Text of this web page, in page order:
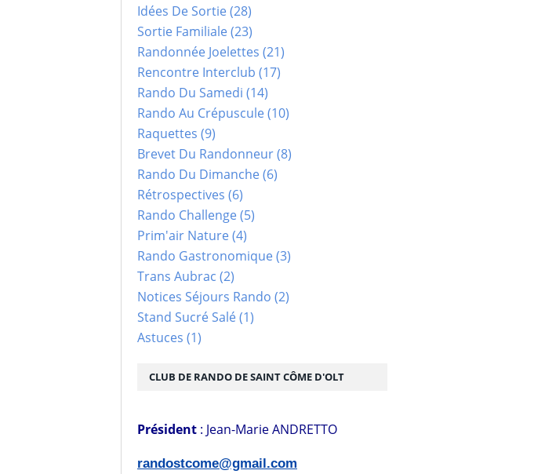
Idées De Sortie(28)
Sortie Familiale(23)
Randonnée Joelettes (21)
Rencontre Interclub (17)
Rando Du Samedi (14)
Rando Au Crépuscule(10)
Raquettes (9)
Brevet Du Randonneur(8)
Rando Du Dimanche(6)
Rétrospectives (6)
Rando Challenge(5)
Prim'air Nature(4)
Rando Gastronomique(3)
Trans Aubrac (2)
Notices Séjours Rando (2)
Stand Sucré Salé(1)
Astuces (1)
CLUB DE RANDO DE SAINT CÔME D'OLT
Président : Jean-Marie ANDRETTO
randostcome@gmail.com